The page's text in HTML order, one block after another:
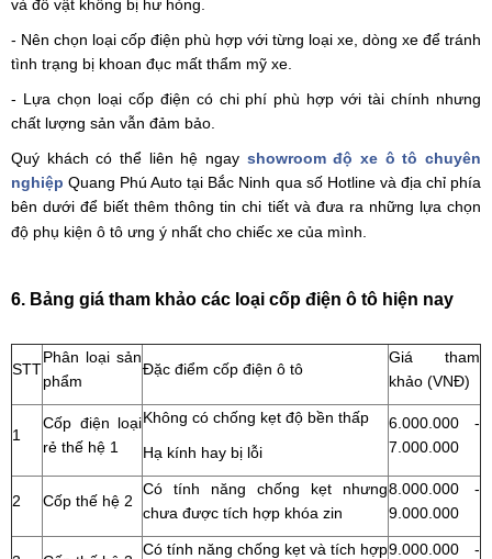
và đồ vật không bị hư hỏng.
- Nên chọn loại cốp điện phù hợp với từng loại xe, dòng xe để tránh
tình trạng bị khoan đục mất thẩm mỹ xe.
- Lựa chọn loại cốp điện có chi phí phù hợp với tài chính nhưng
chất lượng sản vẫn đảm bảo.
Quý khách có thể liên hệ ngay showroom độ xe ô tô chuyên
nghiệp Quang Phú Auto tại Bắc Ninh qua số Hotline và địa chỉ phía
bên dưới để biết thêm thông tin chi tiết và đưa ra những lựa chọn
độ phụ kiện ô tô ưng ý nhất cho chiếc xe của mình.
6. Bảng giá tham khảo các loại cốp điện ô tô hiện nay
STT
Phân loại sản
phẩm
Đặc điểm cốp điện ô tô
Giá tham
khảo (VNĐ)
1
Cốp điện loại
rẻ thế hệ 1
Không có chống kẹt độ bền thấp
Hạ kính hay bị lỗi
6.000.000 -
7.000.000
2 Cốp thế hệ 2
Có tính năng chống kẹt nhưng
chưa được tích hợp khóa zin
8.000.000 -
9.000.000
Có tính năng chống kẹt và tích hợp9.000.000 -